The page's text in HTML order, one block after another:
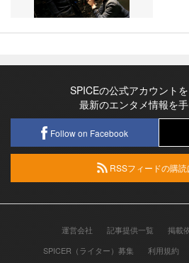
SPICEの公式アカウント
最新のエンタメ情報を
Follow on Facebook
RSSフィードの購読
運営会社 記事提供一覧
掲載
SPICER（ライター）募集
利用規約